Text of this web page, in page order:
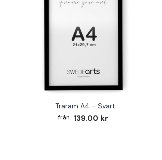
Träram A4 - Svart
139.00 kr